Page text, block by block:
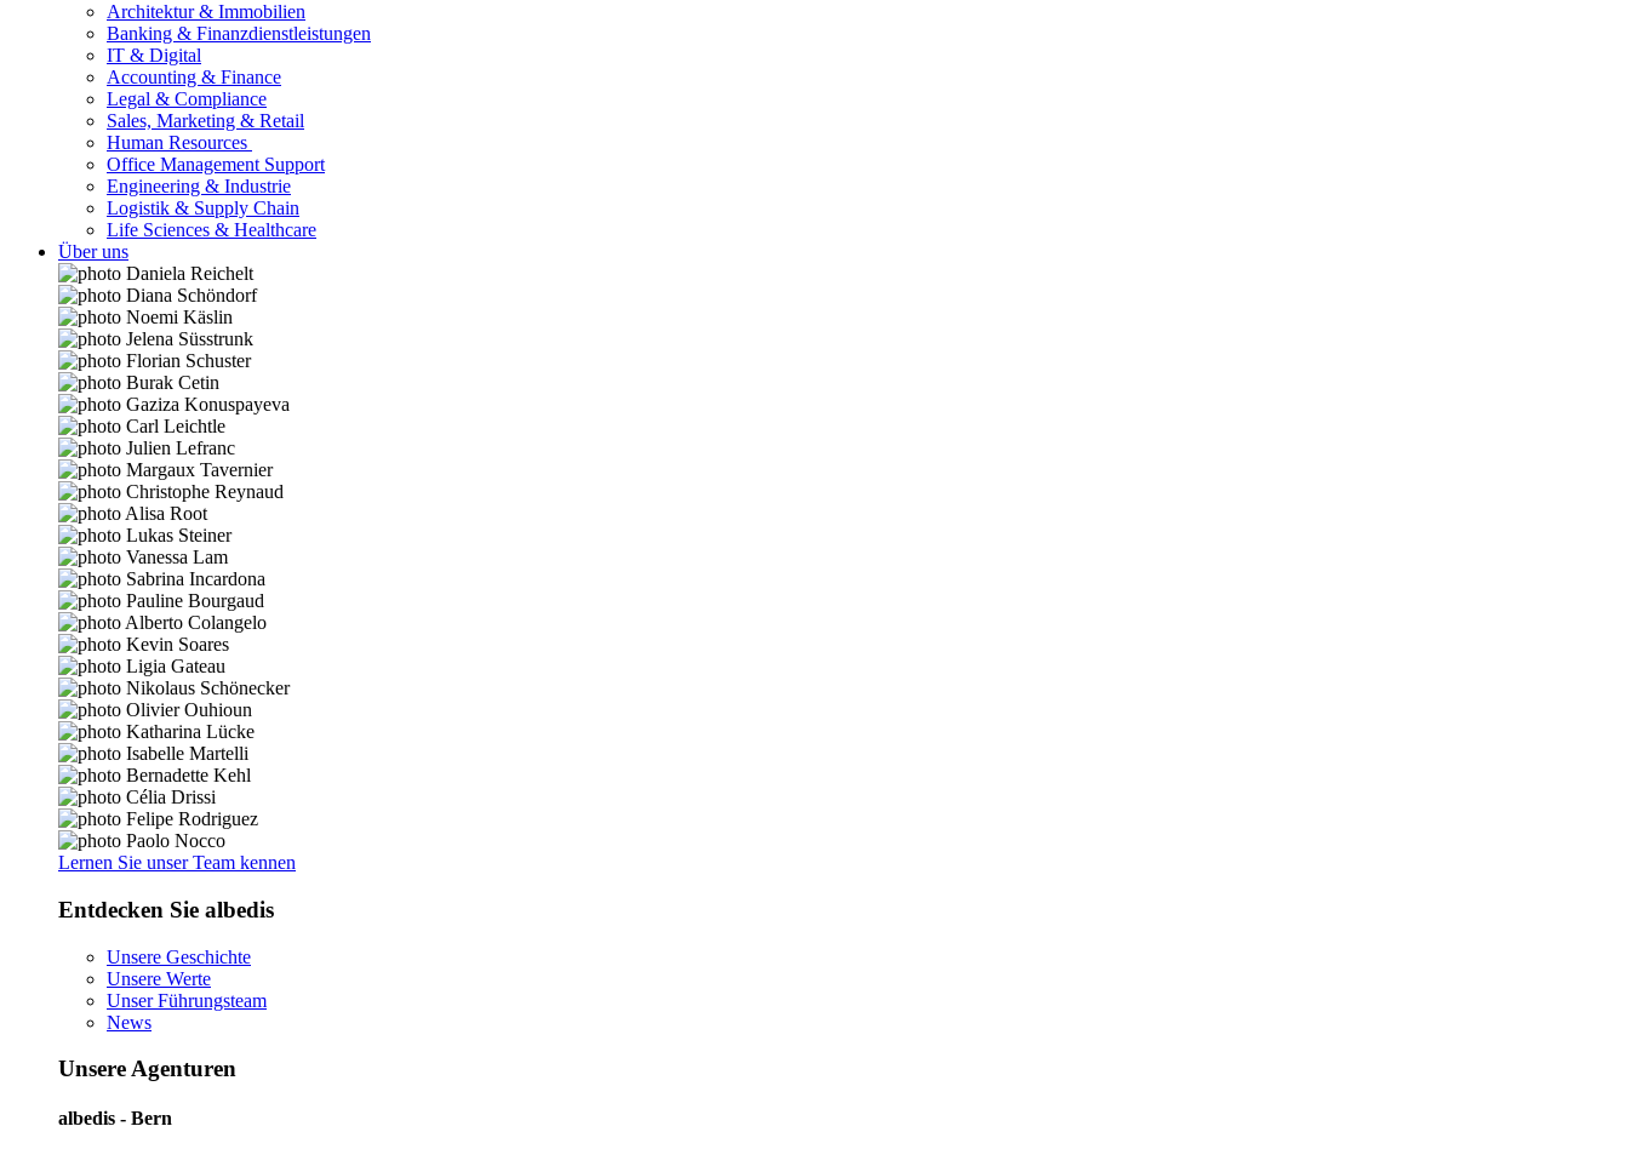
Architektur & Immobilien
Banking & Finanzdienstleistungen
IT & Digital
Accounting & Finance
Legal & Compliance
Sales, Marketing & Retail
Human Resources
Office Management Support
Engineering & Industrie
Logistik & Supply Chain
Life Sciences & Healthcare
Über uns
Lernen Sie unser Team kennen
Entdecken Sie albedis
Unsere Geschichte
Unsere Werte
Unser Führungsteam
News
Unsere Agenturen
albedis - Bern